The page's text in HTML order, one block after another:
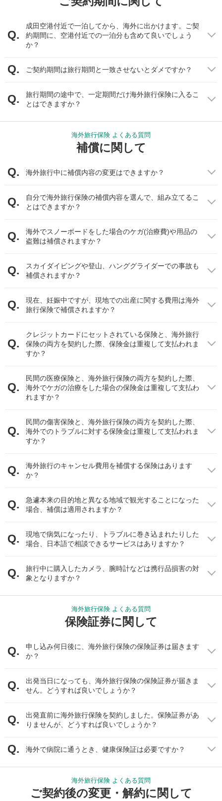
外国で犯罪（窃盗）はどのくらいの確率で発生し
ているの？
どのくらいの確率で犯罪が発生しているのでしょうか？ここでは
「犯罪白書平成29年度版」（法務省）
（http://hakusyo1.moj.go.jp/jp/64/nfm/n64_2_1_3_3_0.html）を加工して作成
対し、諸外国は2％以上となっています。
本に比べて犯罪の発生率が高いことが伺えます。
海外と日本の医療費をまとめた下記の表をみてみましょう。
旅行先 虫垂炎手術の治療費
台湾
アメリカ
オーストラリア
（ソウル）
658,000円～705,000円
日本
（参考・2016年8月時
※1 海外では自由診療となるため、治療費は受診する医療機関や治療内容等によって
が多い私立の医療機関を中心に調査しているため、その国一般の相場と異なる
場合があります。
治療費は、海外と比較する目的で健康保険利用の基準である1点10円かつ全額
ない自由診療の場合は、医療機関により点数換算が異なります。
資料：ジェイアイ傷害火災調べ（2021年2月時点）
成田空港付近で一泊してから、海外に出かけます。ご契
約期間に、空港付近での一泊分も含めて良いでしょう
か？
ご契約期間は旅行期間と一致させないとダメですか？
旅行期間の途中で、一定期間だけ海外旅行保険に入るこ
とはできますか？
海外旅行保険 よくある質問
補償に関して
海外旅行中に補償内容の変更はできますか？
自分で海外旅行保険の補償内容を選んで、組み立てるこ
とはできますか？
海外でスノーボードをした場合のケガ(治療費)や用品の
盗難は補償されますか？
スカイダイビングや登山、ハンググライダーでの事故も
補償されますか？
現在、妊娠中ですが、現地での出産に関する費用は海外
旅行保険で補償されますか？
クレジットカードにセットされている保険と、海外旅行
保険の両方を契約した際、保険金は重複して支払われま
すか？
民間の医療保険と、海外旅行保険の両方を契約した際、
海外でケガの治療をした場合の保険金は重複して支払わ
れますか？
民間の傷害保険と、海外旅行保険の両方を契約した際、
海外でのトラブルに対する保険金は重複して支払われま
すか？
海外旅行のキャンセル費用を補償する保険はあります
か？
急遽本来の目的地と異なる地域で観光することになった
場合、補償は適用されますか？
現地で病気になったり、トラブルに巻き込まれたりした
場合、日本語で相談できるサービスはありますか？
旅行中に購入したカメラ、腕時計などは携行品損害の対
象となりますか？
海外旅行保険 よくある質問
保険証券に関して
申し込み何日後に、海外旅行保険の保険証券は届きます
か？
出発当日になっても、海外旅行保険の保険証券が届きま
せん。どうすれば良いでしょうか？
出発直前に海外旅行保険を契約しました。保険証券があ
りませんが、どうすれば良いでしょうか？
海外で病院に通うとき、健康保険証は必要ですか？
海外旅行保険 よくある質問
ご契約後の変更・解約に関して